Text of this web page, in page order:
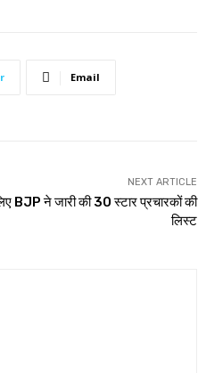
Email
NEXT ARTICLE
BJP ने जारी की 30 स्टार प्रचारकों की
लिस्ट